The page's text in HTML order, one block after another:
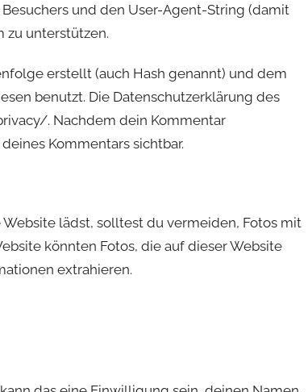
und den User-Agent-String (damit
zu unterstützen.
erstellt (auch Hash genannt) und dem
benutzt. Die Datenschutzerklärung des
. Nachdem dein Kommentar
Kommentars sichtbar.
lädst, solltest du vermeiden, Fotos mit
könnten Fotos, die auf dieser Website
extrahieren.